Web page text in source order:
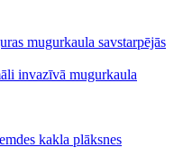
mugurkaula savstarpējās
invazīvā mugurkaula
kakla plāksnes